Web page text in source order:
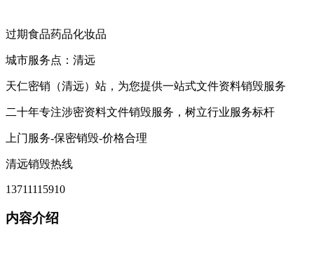
过期食品药品化妆品
城市服务点：清远
天仁密销（清远）站，为您提供一站式文件资料销毁服务
二十年专注涉密资料文件销毁服务，树立行业服务标杆
上门服务-保密销毁-价格合理
清远销毁热线
13711115910
内容介绍